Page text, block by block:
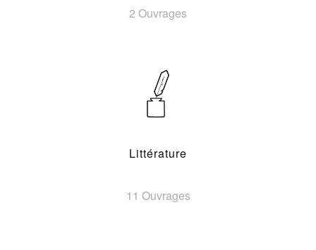
2 Ouvrages
Littérature
11 Ouvrages